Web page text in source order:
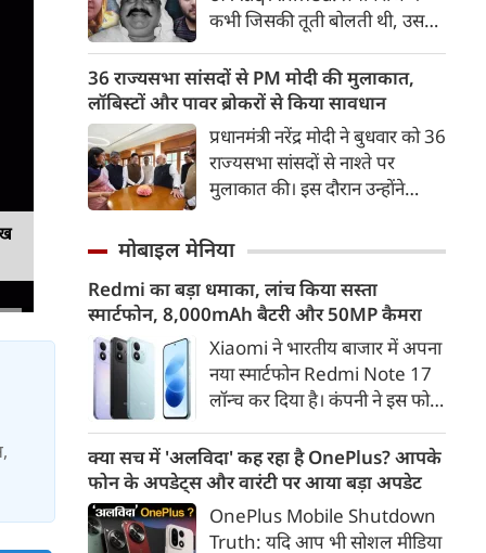
न्यायालय के आदेश के आधार पर
गैरकानूनी जानकारी हटाने की
समयसीमा 36 घंटे से घटाकर 3 घंटे
कर दी गई है।
कभी जिसकी तूती बोलती थी, उस
अहमद के कुनबे पर कानून और
किस्मत की दोहरी मार पड़ रही है।
जिस झांसी जिले में अप्रैल 2023 में
अतीक के एनकाउंटर में मारे गए बेटे
असद की सांसें थमी थीं, उसी झांसी में
अब उसके छोटे बेटे अबान की भीषण
36 राज्यसभा सांसदों से PM मोदी की मुलाकात,
लॉबिस्टों और पावर ब्रोकरों से किया सावधान
प्रधानमंत्री नरेंद्र मोदी ने बुधवार को 36
राज्यसभा सांसदों से नाश्ते पर
मुलाकात की। इस दौरान उन्होंने
अपने-अपने निर्वाचन क्षेत्रों के लोगों के
पावर ब्रोकरों से दूरी बनाए रखने की
सलाह दी।
मोबाइल मेनिया
Redmi का बड़ा धमाका, लांच किया सस्ता
स्मार्टफोन, 8,000mAh बैटरी और 50MP कैमरा
Xiaomi ने भारतीय बाजार में अपना
नया स्मार्टफोन Redmi Note 17
लॉन्च कर दिया है। कंपनी ने इस फोन
डिस्प्ले, 8,000mAh की बड़ी बैटरी
और Qualcomm Snapdragon
चिपसेट के साथ पेश किया है। फोन में
50MP का मेन कैमरा दिया गया है।
क्या सच में 'अलविदा' कह रहा है OnePlus? आपके
फोन के अपडेट्स और वारंटी पर आया बड़ा अपडेट
OnePlus Mobile Shutdown
Truth: यदि आप भी सोशल मीडिया